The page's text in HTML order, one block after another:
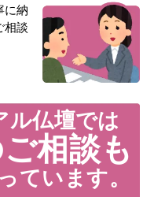
に納
相談
ル仏壇では
相談も
ています。